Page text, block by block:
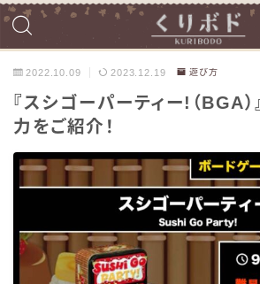
2022.10.09 2023.12.19 遊び方
『スシゴーパーティー!（BGA）
力をご紹介！